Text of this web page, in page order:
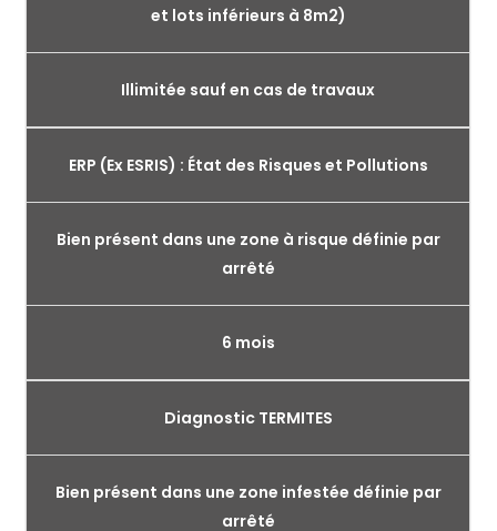
et lots inférieurs à 8m2)
Illimitée sauf en cas de travaux
ERP (Ex ESRIS) : État des Risques et Pollutions
Bien présent dans une zone à risque définie par
arrêté
6 mois
Diagnostic TERMITES
Bien présent dans une zone infestée définie par
arrêté